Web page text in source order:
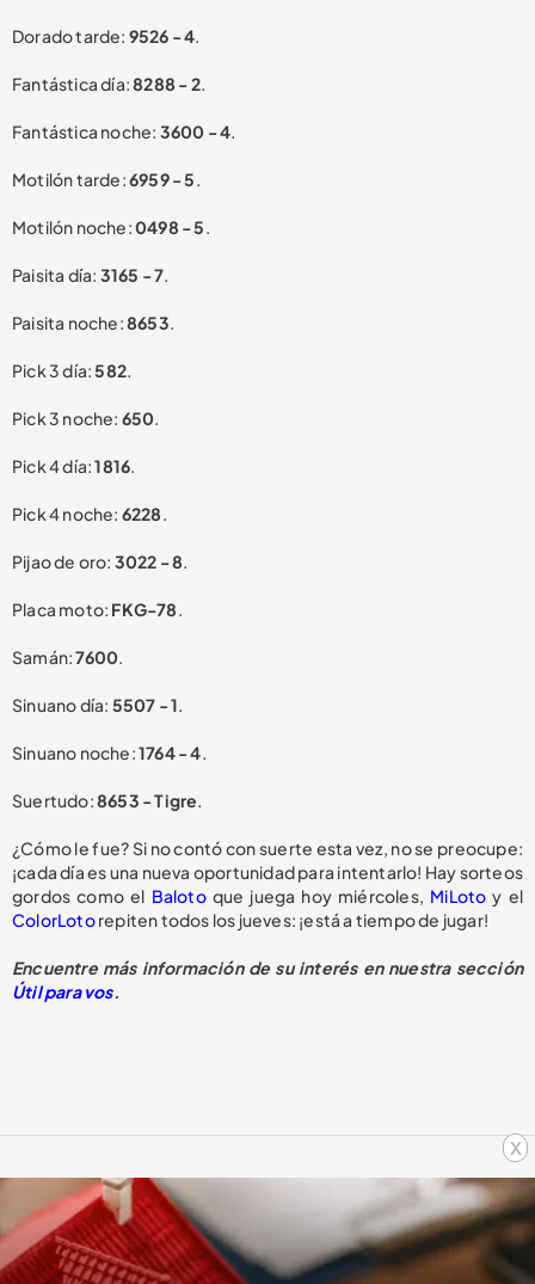
x
Dorado tarde: 9526 - 4
Fantástica día:8288 - 2.
Fantástica noche: 3600 - 4
Motilón tarde:6959 - 5
Motilón noche:0498 - 5
Paisita día: 3165 - 7
Paisita noche:8653
Pick 3 día:582
Pick 3 noche: 650
Pick 4 día:1816
Pick 4 noche: 6228
Pijao de oro: 3022 - 8
Placa moto: FKG-78
Samán:7600
Sinuano día: 5507 - 1
Sinuano noche:1764 - 4
Suertudo:8653 - Tigre
¿Cómo le fue? Si no contó con suerte esta vez, no se preocupe:
¡cada día es una nueva oportunidad para intentarlo! Hay sorteos
gordos como el Balotoque juega hoy miércoles, MiLoto y el
ColorLotorepiten todos los jueves: ¡está a tiempo de jugar!
Encuentre más información de su interés en nuestra sección
Útil para vos.